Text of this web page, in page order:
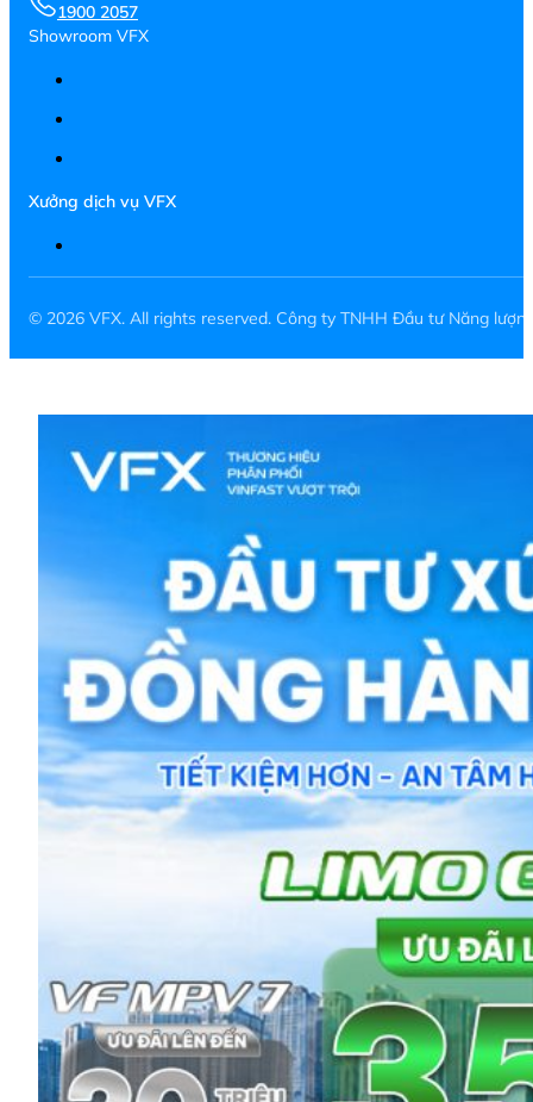
1900 2057
Showroom VFX
Xưởng dịch vụ VFX
© 2026 VFX. All rights reserved. Công ty TNHH Đầu tư Năng